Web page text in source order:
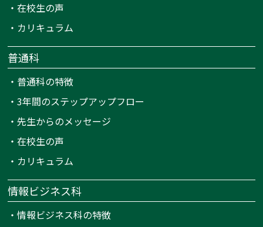
・在校生の声
・ カリキュラム
普通科
・ 普通科の特徴
・3年間のステップアップフロー
・先生からのメッセージ
・在校生の声
・ カリキュラム
情報ビジネス科
・情報ビジネス科の特徴